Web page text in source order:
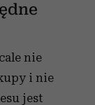
nie
i nie
jest